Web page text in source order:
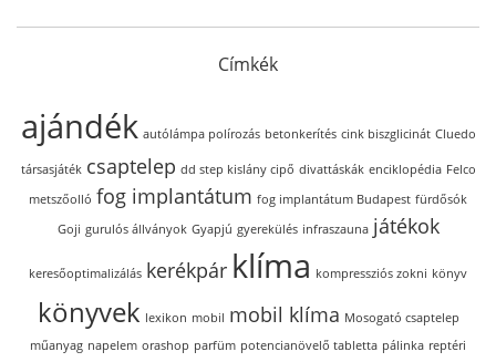
Címkék
ajándék autólámpa polírozás betonkerítés cink biszglicinát Cluedo
társasjáték csaptelep dd step kislány cipő divattáskák enciklopédia Felco
metszőolló fog implantátum fog implantátum Budapest fürdősók
Goji gurulós állványok Gyapjú gyerekülés infraszauna játékok
keresőoptimalizálás kerékpár klíma kompressziós zokni könyv
könyvek lexikon mobil mobil klíma Mosogató csaptelep
műanyag napelem orashop parfüm potencianövelő tabletta pálinka reptéri